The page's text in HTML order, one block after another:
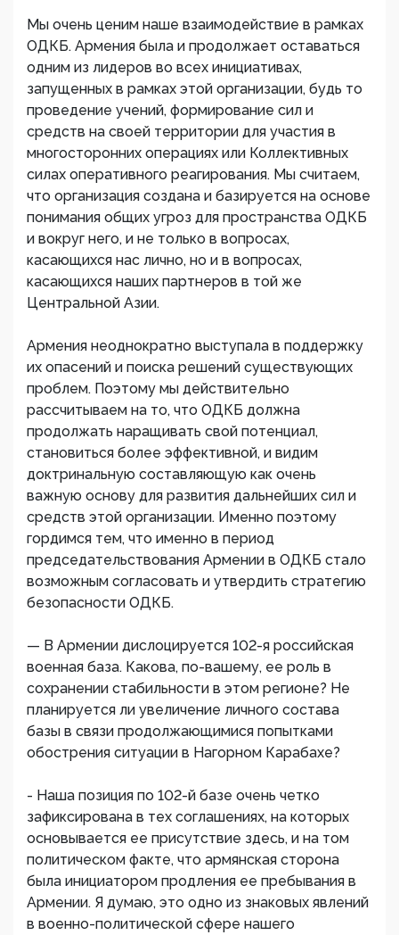
Мы очень ценим наше взаимодействие в рамках
ОДКБ. Армения была и продолжает оставаться
одним из лидеров во всех инициативах,
запущенных в рамках этой организации, будь то
проведение учений, формирование сил и
средств на своей территории для участия в
многосторонних операциях или Коллективных
силах оперативного реагирования. Мы считаем,
что организация создана и базируется на основе
понимания общих угроз для пространства ОДКБ
и вокруг него, и не только в вопросах,
касающихся нас лично, но и в вопросах,
касающихся наших партнеров в той же
Центральной Азии.
Армения неоднократно выступала в поддержку
их опасений и поиска решений существующих
проблем. Поэтому мы действительно
рассчитываем на то, что ОДКБ должна
продолжать наращивать свой потенциал,
становиться более эффективной, и видим
доктринальную составляющую как очень
важную основу для развития дальнейших сил и
средств этой организации. Именно поэтому
гордимся тем, что именно в период
председательствования Армении в ОДКБ стало
возможным согласовать и утвердить стратегию
безопасности ОДКБ.
— В Армении дислоцируется 102-я российская
военная база. Какова, по-вашему, ее роль в
сохранении стабильности в этом регионе? Не
планируется ли увеличение личного состава
базы в связи продолжающимися попытками
обострения ситуации в Нагорном Карабахе?
- Наша позиция по 102-й базе очень четко
зафиксирована в тех соглашениях, на которых
основывается ее присутствие здесь, и на том
политическом факте, что армянская сторона
была инициатором продления ее пребывания в
Армении. Я думаю, это одно из знаковых явлений
в военно-политической сфере нашего